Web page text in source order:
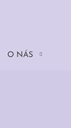
O NÁS